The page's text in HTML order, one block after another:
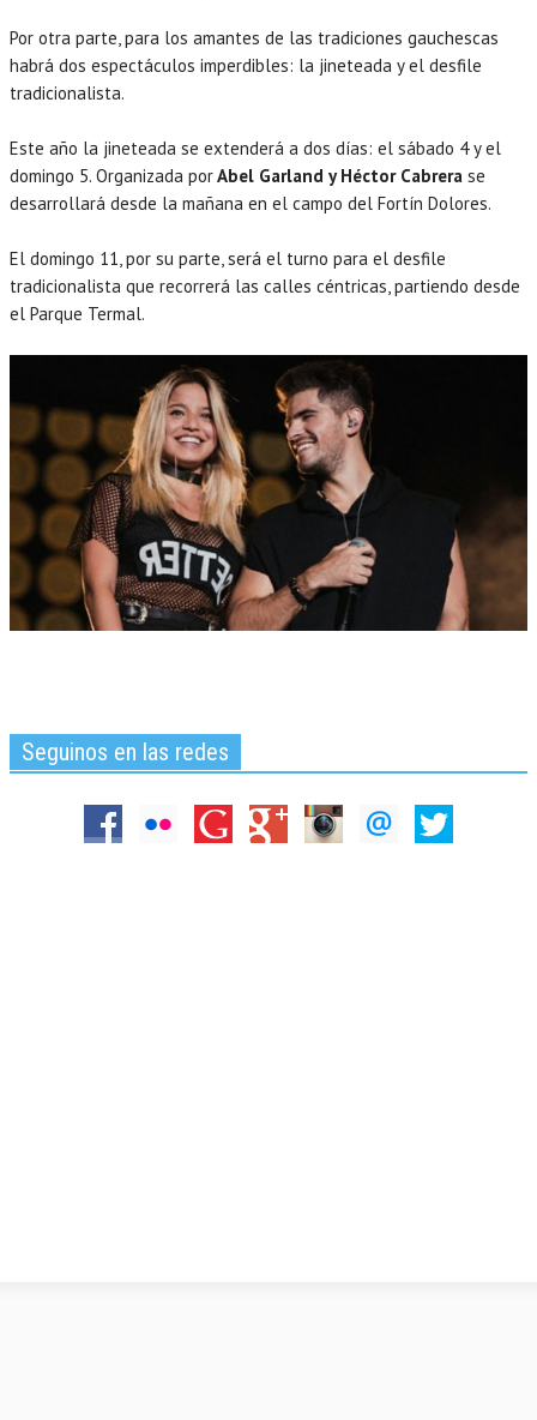
Por otra parte, para los amantes de las tradiciones gauchescas
habrá dos espectáculos imperdibles: la jineteada y el desfile
tradicionalista.
Este año la jineteada se extenderá a dos días: el sábado 4 y el
domingo 5. Organizada porAbel Garland y Héctor Cabrera se
desarrollará desde la mañana en el campo del Fortín Dolores.
El domingo 11, por su parte, será el turno para el desfile
tradicionalista que recorrerá las calles céntricas, partiendo desde
el Parque Termal.
Seguinos en las redes